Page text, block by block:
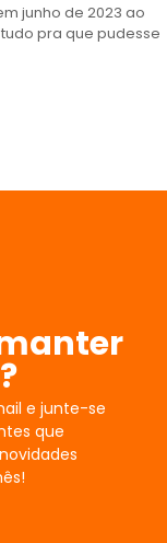
junho de 2023 ao
pra que pudesse
e junte-se
que